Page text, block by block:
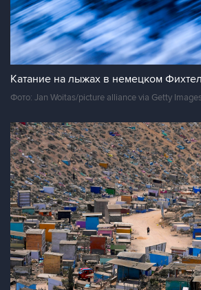
Катание на лыжах в немецком
Фото: Jan Woitas/picture alliance via Getty Images